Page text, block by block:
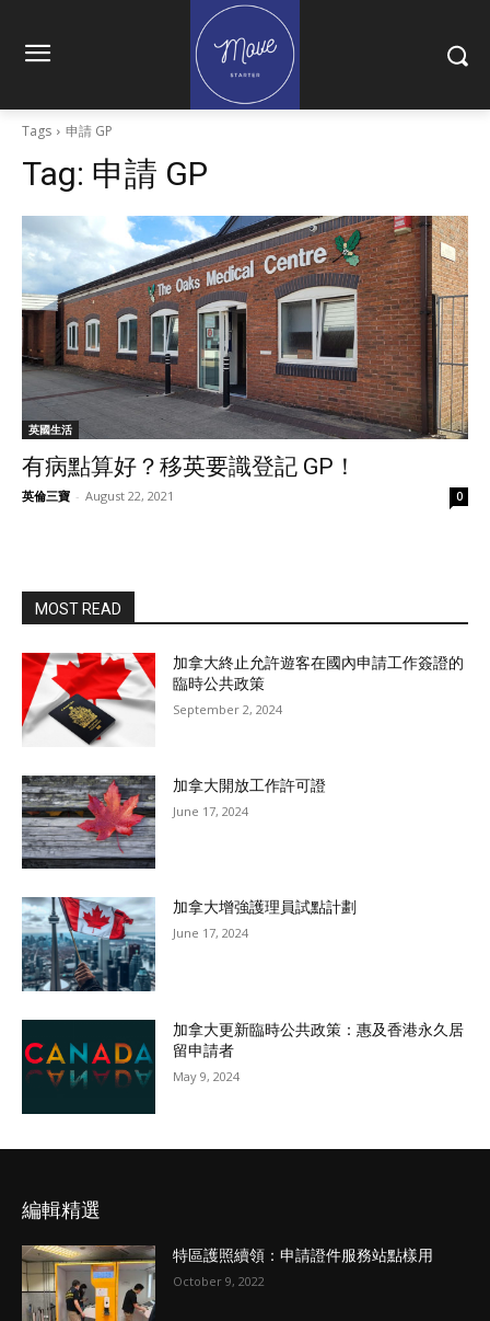
Tags 申請 GP
Tag: 申請 GP
英國生活
有病點算好？移英要識登記 GP！
英倫三寶 - August 22, 2021 0
MOST READ
加拿大終止允許遊客在國內申請工作簽證的
臨時公共政策
September 2, 2024
加拿大開放工作許可證
June 17, 2024
加拿大增強護理員試點計劃
June 17, 2024
加拿大更新臨時公共政策：惠及香港永久居
留申請者
May 9, 2024
編輯精選
特區護照續領：申請證件服務站點樣用
October 9, 2022